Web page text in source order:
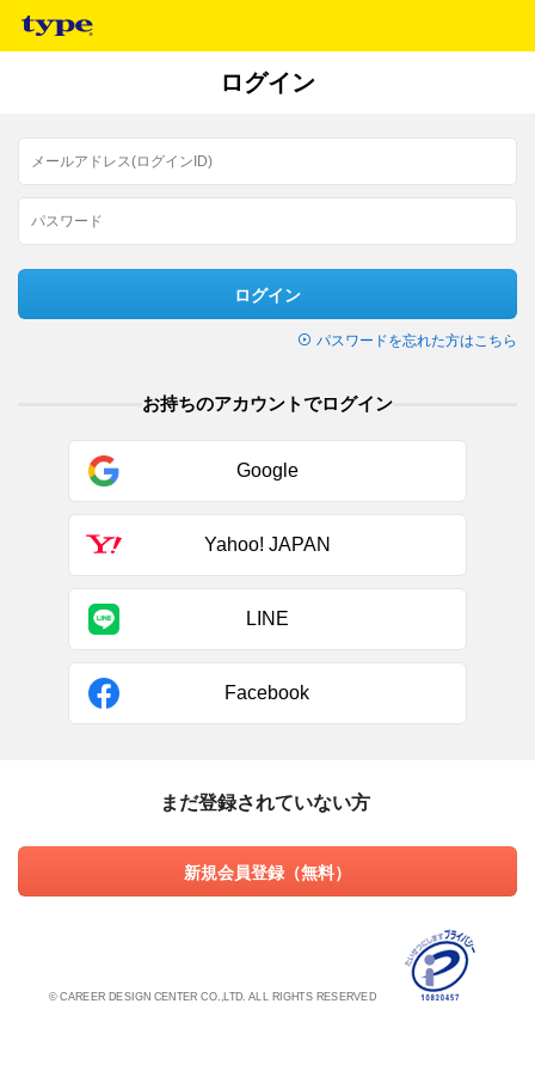
ログイン
ログイン
パスワードを忘れた方はこちら
お持ちのアカウントでログイン
Google
Yahoo! JAPAN
LINE
Facebook
まだ登録されていない方
新規会員登録（無料）
© CAREER DESIGN CENTER CO.,LTD. ALL RIGHTS RESERVED